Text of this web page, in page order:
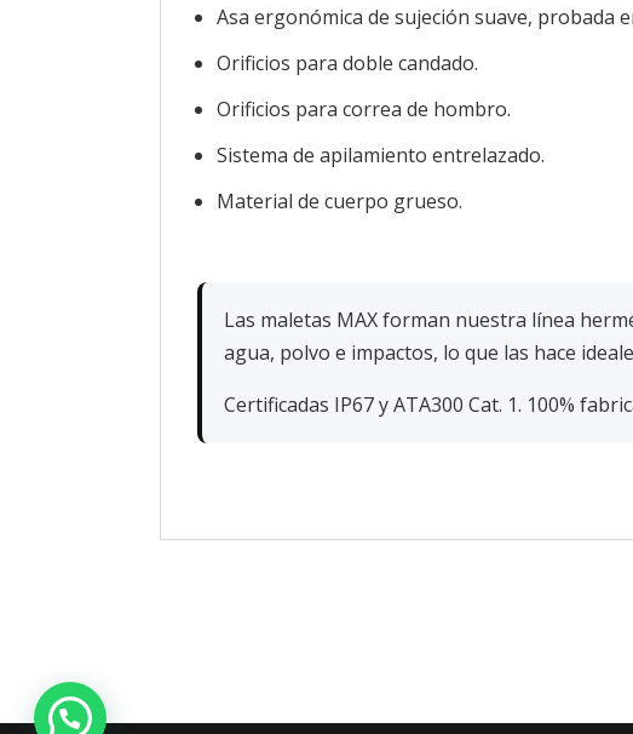
Asa ergonómica de sujeción suave, probada
Orificios para doble candado.
Orificios para correa de hombro.
Sistema de apilamiento entrelazado.
Material de cuerpo grueso.
Las maletas MAX forman nuestra línea
agua, polvo e impactos, lo que las hace
Certificadas IP67 y ATA300 Cat. 1. 100%